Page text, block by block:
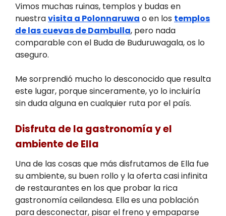
Vimos muchas ruinas, templos y budas en
nuestravisita a Polonnaruwa o en los templos
de las cuevas de Dambulla, pero nada
comparable con el Buda de Buduruwagala, os lo
aseguro.
Me sorprendió mucho lo desconocido que resulta
este lugar, porque sinceramente, yo lo incluiría
sin duda alguna en cualquier ruta por el país.
Disfruta de la gastronomía y el
ambiente de Ella
Una de las cosas que más disfrutamos de Ella fue
su ambiente, su buen rollo y la oferta casi infinita
de restaurantes en los que probar la rica
gastronomía ceilandesa. Ella es una población
para desconectar, pisar el freno y empaparse